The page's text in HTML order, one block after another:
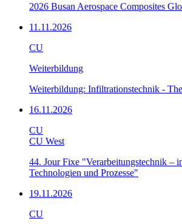
2026 Busan Aerospace Composites
11.11.2026
CU
Weiterbildung
Weiterbildung: Infiltrationstechnik -
16.11.2026
CU
CU West
44. Jour Fixe "Verarbeitungstechnik –
Technologien und Prozesse"
19.11.2026
CU